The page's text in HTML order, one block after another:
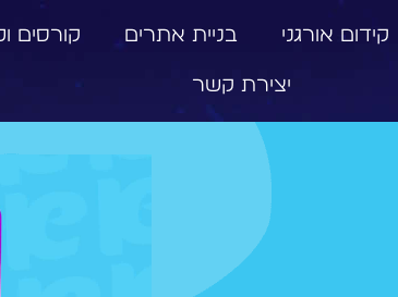
קידום אורגני בניית אתרים קורסים
יצירת קשר